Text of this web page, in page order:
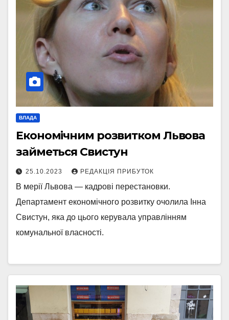
ВЛАДА
Економічним розвитком Львова
займеться Свистун
25.10.2023 РЕДАКЦІЯ ПРИБУТОК
В мерії Львова — кадрові перестановки.
Департамент економічного розвитку очолила Інна
Свистун, яка до цього керувала управлінням
комунальної власності.